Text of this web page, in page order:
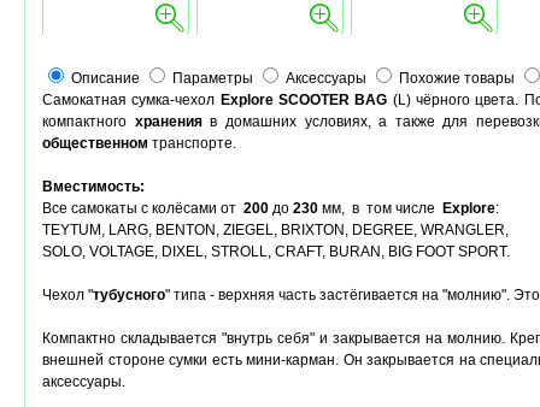
Описание Параметры Аксессуары
Похожие товары
Самокатная сумка-чехол Explore SCOOTER BAG (L) чёрного цвета.
компактного храненияв домашних условиях, а также для
общественном транспорте.
Вместимость:
Все самокаты с колёсами от 200 до 230 мм, в том числе Explore:
TEYTUM, LARG, BENTON, ZIEGEL, BRIXTON, DEGREE, WRANGLER,
SOLO, VOLTAGE, DIXEL, STROLL, CRAFT, BURAN, BIG FOOT SPORT.
Чехол "тубусного" типа - верхняя часть застёгивается на "молнию".
Компактно складывается "внутрь себя" и закрывается на молнию.
внешней стороне сумки есть мини-карман. Он закрывается на
аксессуары.